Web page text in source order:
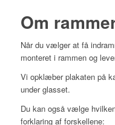
Om
Når du vælger at få
monteret i rammen og
Vi opklæber plakaten på
under glasset.
Du kan også vælge
forklaring af forskellene: